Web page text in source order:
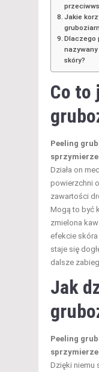
Jakie
Dlaczego
skóry?
Co to
Peeling
Działa on
powierzchni
zawartości
Mogą to być
zmielona
efekcie
staje się
dalsze
Jak
Peeling
Dzięki niemu